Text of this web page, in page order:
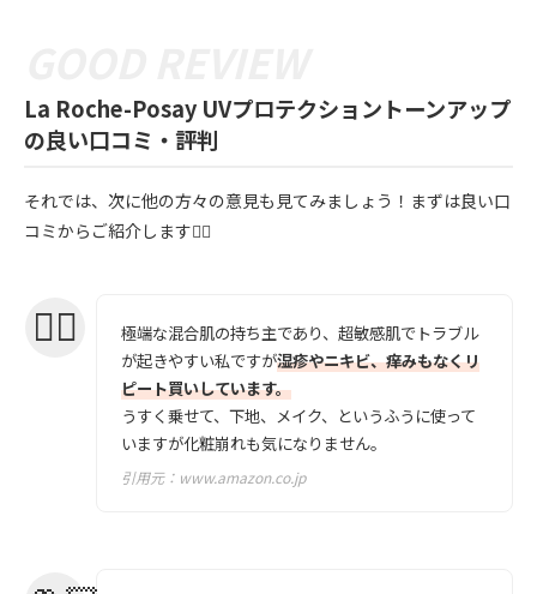
La Roche-Posay UVプロテクショントーンアップ
の良い口コミ・評判
それでは、次に他の方々の意見も見てみましょう！まずは良い口
コミからご紹介します💁‍♀️
極端な混合肌の持ち主であり、超敏感肌でトラブル
が起きやすい私ですが湿疹やニキビ、痒みもなくリ
ピート買いしています。
うすく乗せて、下地、メイク、というふうに使って
いますが化粧崩れも気になりません。
引用元： www.amazon.co.jp